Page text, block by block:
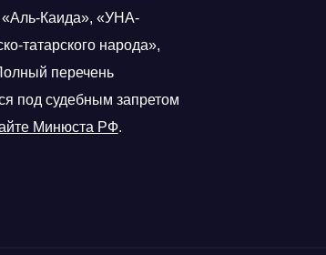
«Аль-Каида», «УНА-
татарского народа»,
перечень
под судебным запретом
Минюста РФ.